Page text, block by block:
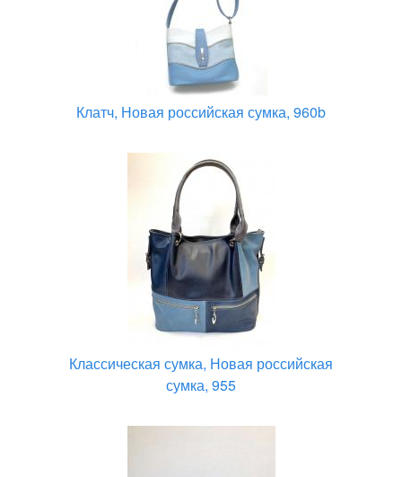
Клатч, Новая российская сумка, 960b
Классическая сумка, Новая российская
сумка, 955